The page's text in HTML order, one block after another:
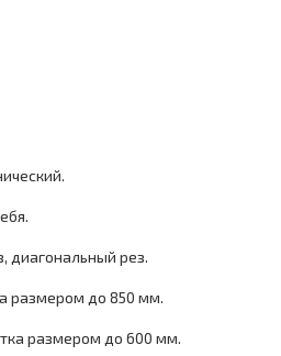
диагональный рез.
размером до 850 мм.
размером до 600 мм.